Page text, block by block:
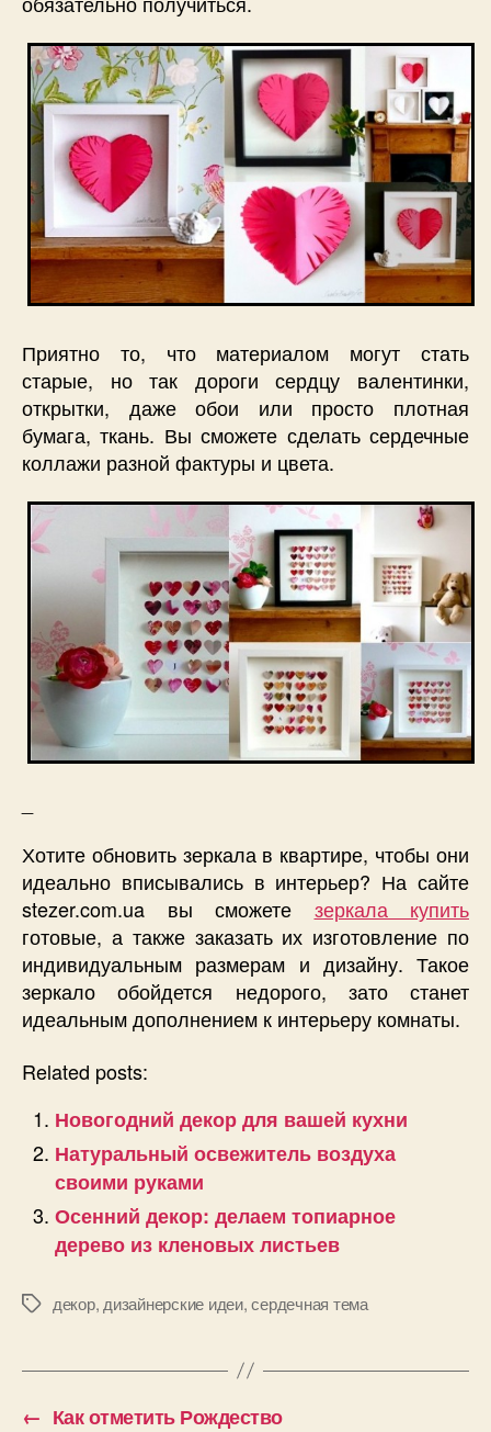
Приятно то, что материалом могут стать
старые, но так дороги сердцу валентинки,
открытки, даже обои или просто плотная
бумага, ткань. Вы сможете сделать сердечные
коллажи разной фактуры и цвета.
Хотите обновить зеркала в квартире, чтобы они
идеально вписывались в интерьер? На сайте
stezer.com.ua вы сможете зеркала купить
готовые, а также заказать их изготовление по
индивидуальным размерам и дизайну. Такое
зеркало обойдется недорого, зато станет
идеальным дополнением к интерьеру комнаты.
Related posts:
Новогодний декор для вашей кухни
Натуральный освежитель воздуха
своими руками
Осенний декор: делаем топиарное
дерево из кленовых листьев
Позначки
декор, дизайнерские идеи,сердечная тема
← Как отметить Рождество